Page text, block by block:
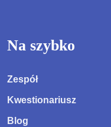
Na szybko
Zespół
Kwestionariusz
Blog